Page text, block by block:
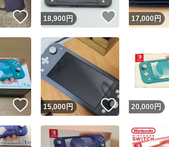
いいね！
18,900 円 いいね！
17,000円
いいね！
15,000円 いいね！
20,000 円